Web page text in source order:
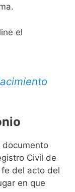
el
documento
Civil de
del acto del
en que